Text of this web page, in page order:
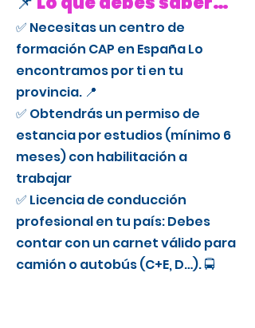
✅ Necesitas un centro de
formación CAP en España Lo
encontramos por ti en tu
provincia. 📍
✅ Obtendrás un permiso de
estancia por estudios (mínimo 6
meses) con habilitación a
trabajar
✅ Licencia de conducción
profesional en tu país: Debes
contar con un carnet válido para
camión o autobús (C+E, D…). 🚍